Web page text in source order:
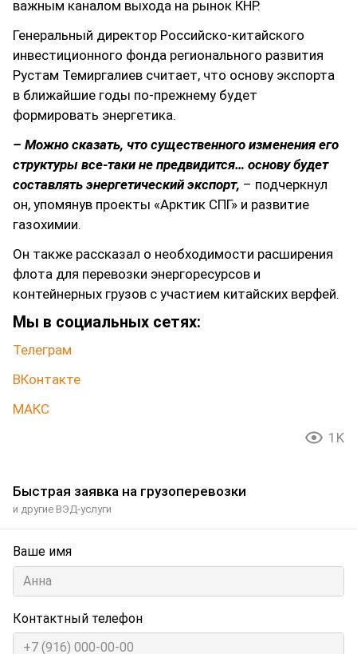
важным каналом выхода на рынок КНР.
Генеральный директор Российско-китайского
инвестиционного фонда регионального развития
Рустам Темиргалиев считает, что основу экспорта
в ближайшие годы по-прежнему будет
формировать энергетика.
– Можно сказать, что существенного изменения его
структуры все-таки не предвидится… основу будет
составлять энергетический экспорт, – подчеркнул
он, упомянув проекты «Арктик СПГ» и развитие
газохимии.
Он также рассказал о необходимости расширения
флота для перевозки энергоресурсов и
контейнерных грузов с участием китайских верфей.
Мы в социальных сетях:
Телеграм
ВКонтакте
МАКС
1K
Быстрая заявка на грузоперевозки
и другие ВЭД-услуги
Ваше имя
Контактный телефон